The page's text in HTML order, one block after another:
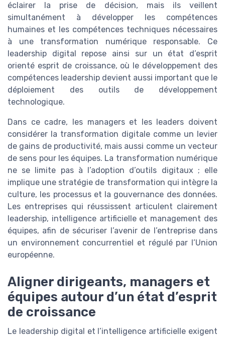
éclairer la prise de décision, mais ils veillent
simultanément à développer les compétences
humaines et les compétences techniques nécessaires
à une transformation numérique responsable. Ce
leadership digital repose ainsi sur un état d’esprit
orienté esprit de croissance, où le développement des
compétences leadership devient aussi important que le
déploiement des outils de développement
technologique.
Dans ce cadre, les managers et les leaders doivent
considérer la transformation digitale comme un levier
de gains de productivité, mais aussi comme un vecteur
de sens pour les équipes. La transformation numérique
ne se limite pas à l’adoption d’outils digitaux ; elle
implique une stratégie de transformation qui intègre la
culture, les processus et la gouvernance des données.
Les entreprises qui réussissent articulent clairement
leadership, intelligence artificielle et management des
équipes, afin de sécuriser l’avenir de l’entreprise dans
un environnement concurrentiel et régulé par l’Union
européenne.
Aligner dirigeants, managers et
équipes autour d’un état d’esprit
de croissance
Le leadership digital et l’intelligence artificielle exigent